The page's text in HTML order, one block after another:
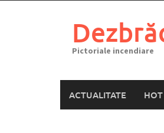
Pictoriale incendiare
ACTUALITATE